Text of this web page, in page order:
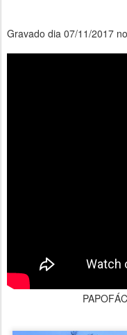
Gravado dia 07/11/2017